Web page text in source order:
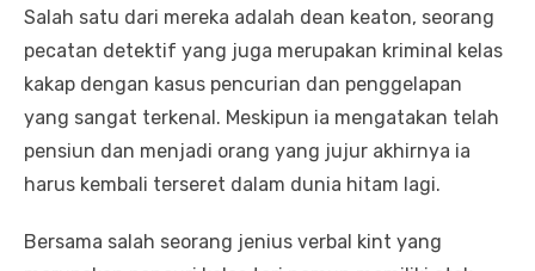
Salah satu dari mereka adalah dean keaton, seorang
pecatan detektif yang juga merupakan kriminal kelas
kakap dengan kasus pencurian dan penggelapan
yang sangat terkenal. Meskipun ia mengatakan telah
pensiun dan menjadi orang yang jujur akhirnya ia
harus kembali terseret dalam dunia hitam lagi.
Bersama salah seorang jenius verbal kint yang